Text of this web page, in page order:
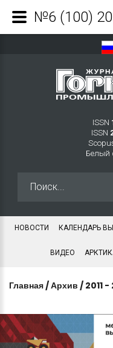
ISSN
ISSN
Белый
НОВОСТИ КАЛЕНДАРЬ
ВИДЕО
Главная /Архив / 2011 -